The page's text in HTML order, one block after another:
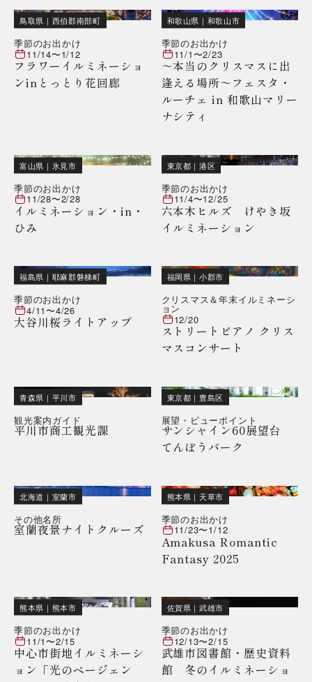
鳥取県 ｜ 西伯郡南部町
季節のお出かけ
11/14〜1/12
フラワーイルミネーショ
ンinとっとり花回廊
和歌山県 ｜ 和歌山市
季節のお出かけ
11/1〜2/23
～本当のクリスマスに出
逢える場所～フェスタ・
ルーチェ in 和歌山マリー
ナシティ
富山県 ｜ 氷見市
季節のお出かけ
11/28〜2/28
イルミネーション・in・
ひみ
東京都 ｜港区
季節のお出かけ
11/4〜12/25
六本木ヒルズ けやき坂
イルミネーション
福島県 ｜ 耶麻郡磐梯町
季節のお出かけ
4/11〜4/26
大谷川桜ライトアップ
福岡県 ｜小郡市
クリスマス＆年末イルミネーシ
ョン
12/20
ストリートピアノ クリス
マスコンサート
青森県 ｜ 平川市
観光案内ガイド
平川市商工観光課
東京都 ｜ 豊島区
展望・ビューポイント
サンシャイン60展望台
てんぼうパーク
北海道 ｜ 室蘭市
その他名所
室蘭夜景ナイトクルーズ
熊本県 ｜ 天草市
季節のお出かけ
11/23〜1/12
Amakusa Romantic
Fantasy 2025
熊本県 ｜ 熊本市
季節のお出かけ
11/1〜2/15
中心市街地イルミネーシ
ョン「光のページェン
佐賀県 ｜武雄市
季節のお出かけ
12/13〜2/15
武雄市図書館・歴史資料
館 冬のイルミネーショ